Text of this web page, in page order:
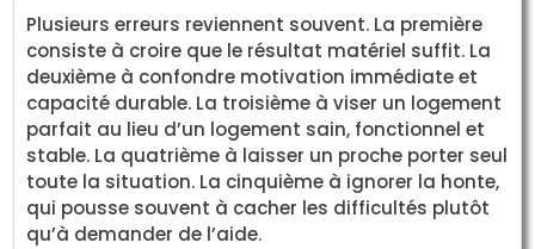
Plusieurs erreurs reviennent souvent. La première
consiste à croire que le résultat matériel suffit. La
deuxième à confondre motivation immédiate et
capacité durable. La troisième à viser un logement
parfait au lieu d’un logement sain, fonctionnel et
stable. La quatrième à laisser un proche porter seul
toute la situation. La cinquième à ignorer la honte,
qui pousse souvent à cacher les difficultés plutôt
qu’à demander de l’aide.